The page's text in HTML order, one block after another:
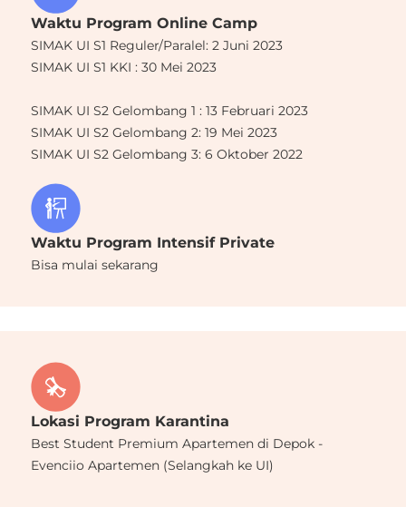
Waktu Program Online Camp
SIMAK UI S1 Reguler/Paralel: 2 Juni 2023
SIMAK UI S1 KKI : 30 Mei 2023
SIMAK UI S2 Gelombang 1 : 13 Februari 2023
SIMAK UI S2 Gelombang 2: 19 Mei 2023
SIMAK UI S2 Gelombang 3: 6 Oktober 2022
Waktu Program Intensif Private
Bisa mulai sekarang
Lokasi Program Karantina
Best Student Premium Apartemen di Depok -
Evenciio Apartemen (Selangkah ke UI)